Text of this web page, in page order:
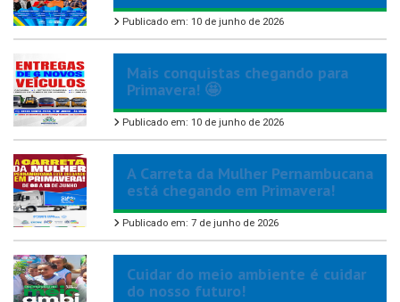
Publicado em: 10 de junho de 2026
Mais conquistas chegando para
Primavera! 🤩
Publicado em: 10 de junho de 2026
A Carreta da Mulher Pernambucana
está chegando em Primavera!
Publicado em: 7 de junho de 2026
Cuidar do meio ambiente é cuidar
do nosso futuro!